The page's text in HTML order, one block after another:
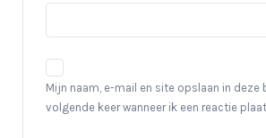
Mijn naam, e-mail en site opslaan in deze
volgende keer wanneer ik een reactie